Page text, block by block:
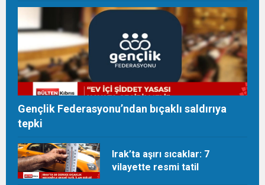
Gençlik Federasyonu’ndan bıçaklı saldırıya
tepki
Irak’ta aşırı sıcaklar: 7
vilayette resmi tatil